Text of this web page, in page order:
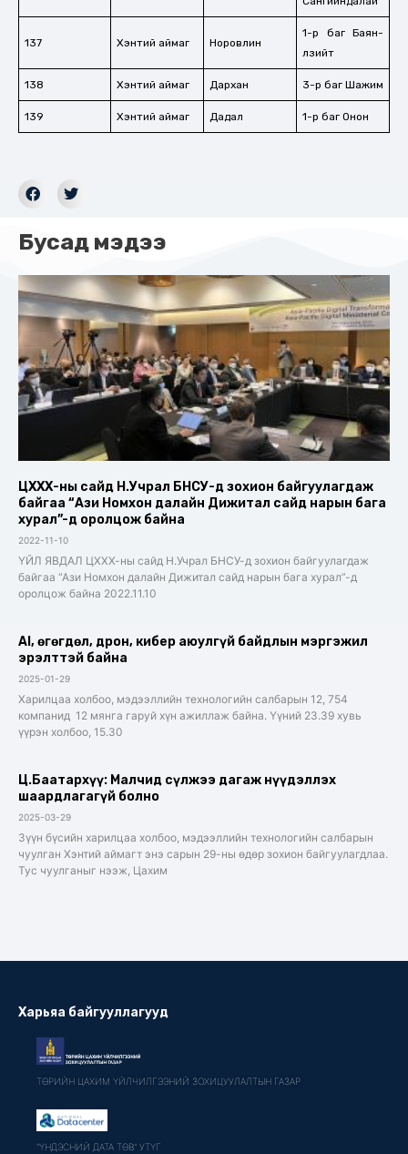
137 Хэнтий аймаг Норовлин
1-р баг Баян-
өлзийт
138 Хэнтий аймаг Дархан 3-р баг Шажим
139 Хэнтий аймаг Дадал 1-р баг Онон
Бусад мэдээ
ЦХХХ-ны сайд Н.Учрал БНСУ-д зохион байгуулагдаж
байгаа “Ази Номхон далайн Дижитал сайд нарын бага
хурал”-д оролцож байна
2022-11-10
ҮЙЛ ЯВДАЛ ЦХХХ-ны сайд Н.Учрал БНСУ-д зохион байгуулагдаж
байгаа “Ази Номхон далайн Дижитал сайд нарын бага хурал”-д
оролцож байна 2022.11.10
AI, өгөгдөл, дрон, кибер аюулгүй байдлын мэргэжил
эрэлттэй байна
2025-01-29
Харилцаа холбоо, мэдээллийн технологийн салбарын 12, 754
компанид 12 мянга гаруй хүн ажиллаж байна. Үүний 23.39 хувь
үүрэн холбоо, 15.30
Ц.Баатархүү: Малчид сүлжээ дагаж нүүдэллэх
шаардлагагүй болно
2025-03-29
Зүүн бүсийн харилцаа холбоо, мэдээллийн технологийн салбарын
чуулган Хэнтий аймагт энэ сарын 29-ны өдөр зохион байгуулагдлаа.
Тус чуулганыг нээж, Цахим
Харьяа байгууллагууд
ТӨРИЙН ЦАХИМ ҮЙЛЧИЛГЭЭНИЙ ЗОХИЦУУЛАЛТЫН ГАЗАР
"ҮНДЭСНИЙ ДАТА ТӨВ" УТҮГ